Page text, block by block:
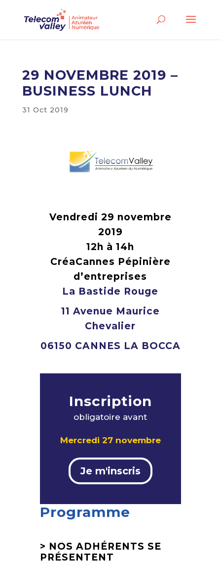
29 NOVEMBRE 2019 –
BUSINESS LUNCH
31 Oct 2019
Vendredi 29 novembre
2019
12h à 14h
CréaCannes Pépinière
d’entreprises
La Bastide Rouge
11 Avenue Maurice
Chevalier
06150 CANNES LA BOCCA
Inscription
obligatoire avant
Mercredi 27 novembre
Je m'inscris
Programme
> NOS ADHÉRENTS SE
PRÉSENTENT